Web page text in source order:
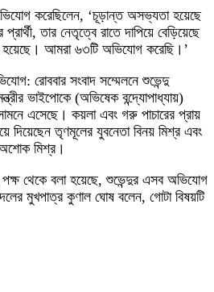
করেছিলেন, ‘চূড়ান্ত অসভ্যতা হয়েছে
প্রার্থী, তার নেতৃত্বে রাতে দাপিয়ে বেড়িয়েছে
হয়েছে। আমরা ৬৩টি অভিযোগ করেছি।’
রোববার সংবাদ সম্মেলনে শুভেন্দু
ভাইপোকে (অভিষেক বন্দ্যোপাধ্যায়)
এসেছে। কয়লা এবং গরু পাচারের প্রায়
দিয়েছেন তৃণমূলের যুবনেতা বিনয় মিশ্র এবং
অশোক মিশ্র।
থেকে বলা হয়েছে, শুভেন্দুর এসব অভিযোগ
মুখপাত্র কুণাল ঘোষ বলেন, গোটা বিষয়টি